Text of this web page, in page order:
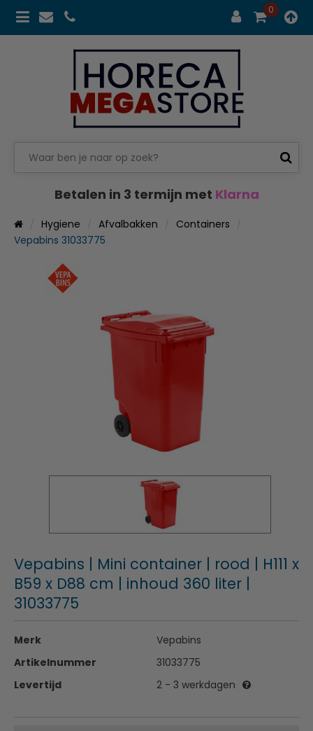
0
Betalen in 3 termijn met Klarna
Hygiene Afvalbakken
Containers
Vepabins 31033775
Vepabins | Mini container | rood | H111 x
B59 x D88 cm | inhoud 360 liter |
31033775
Merk
Vepabins
Artikelnummer
31033775
Levertijd
2 - 3 werkdagen